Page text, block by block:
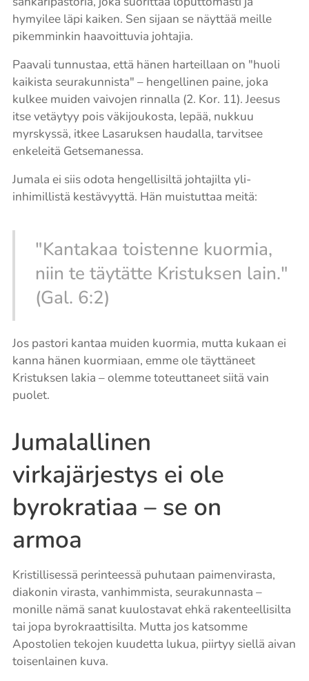
hymyilee läpi kaiken. Sen sijaan se näyttää meille
pikemminkin haavoittuvia johtajia.
Paavali tunnustaa, että hänen harteillaan on "huoli
kaikista seurakunnista" – hengellinen paine, joka
kulkee muiden vaivojen rinnalla (2. Kor. 11). Jeesus
itse vetäytyy pois väkijoukosta, lepää, nukkuu
myrskyssä, itkee Lasaruksen haudalla, tarvitsee
enkeleitä Getsemanessa.
Jumala ei siis odota hengellisiltä johtajilta yli-
inhimillistä kestävyyttä. Hän muistuttaa meitä:
"Kantakaa toistenne kuormia,
niin te täytätte Kristuksen lain."
(Gal. 6:2)
Jos pastori kantaa muiden kuormia, mutta kukaan ei
kanna hänen kuormiaan, emme ole täyttäneet
Kristuksen lakia – olemme toteuttaneet siitä vain
puolet.
Jumalallinen
virkajärjestys ei ole
byrokratiaa – se on
armoa
Kristillisessä perinteessä puhutaan paimenvirasta,
diakonin virasta, vanhimmista, seurakunnasta –
monille nämä sanat kuulostavat ehkä rakenteellisilta
tai jopa byrokraattisilta. Mutta jos katsomme
Apostolien tekojen kuudetta lukua, piirtyy siellä aivan
toisenlainen kuva.